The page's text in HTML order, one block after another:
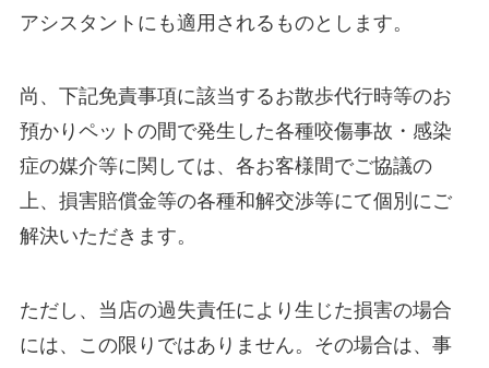
アシスタントにも適用されるものとします。
尚、下記免責事項に該当するお散歩代行時等のお
預かりペットの間で発生した各種咬傷事故・感染
症の媒介等に関しては、各お客様間でご協議の
上、損害賠償金等の各種和解交渉等にて個別にご
解決いただきます。
ただし、当店の過失責任により生じた損害の場合
には、この限りではありません。その場合は、事